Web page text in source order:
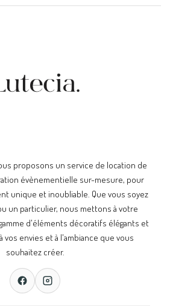
proposons un service de location de
évènementielle sur-mesure, pour
unique et inoubliable. Que vous soyez
un particulier, nous mettons à votre
d'éléments décoratifs élégants et
vos envies et à l'ambiance que vous
souhaitez créer.